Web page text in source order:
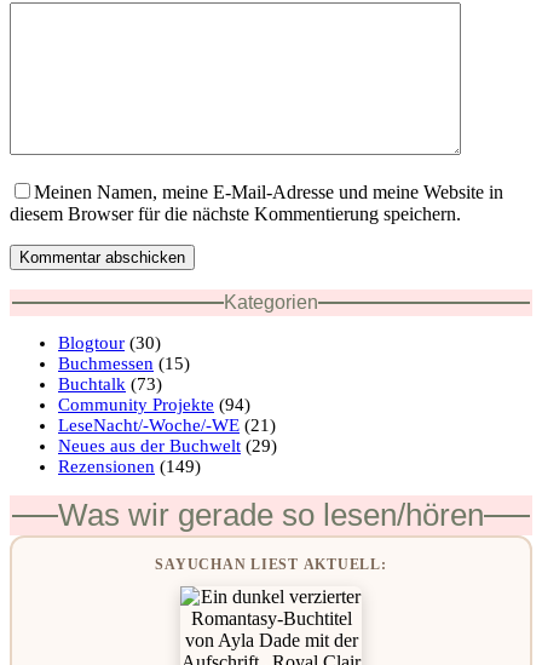
Meinen Namen, meine E-Mail-Adresse und meine Website in
diesem Browser für die nächste Kommentierung speichern.
Kommentar abschicken
Kategorien
Blogtour (30)
Buchmessen (15)
Buchtalk (73)
Community Projekte (94)
LeseNacht/-Woche/-WE (21)
Neues aus der Buchwelt (29)
Rezensionen (149)
Was wir gerade so lesen/hören
SAYUCHAN LIEST AKTUELL: